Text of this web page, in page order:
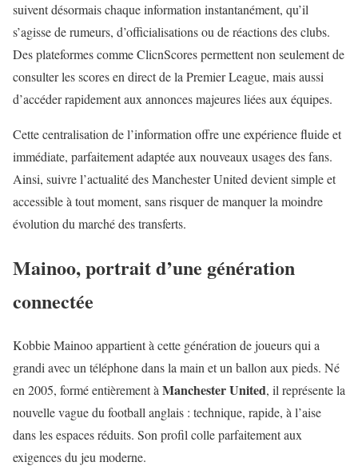
suivent désormais chaque information instantanément, qu’il
s’agisse de rumeurs, d’officialisations ou de réactions des clubs.
Des plateformes commeClicnScorespermettent non seulement de
consulter les scores en direct de la Premier League, mais aussi
d’accéder rapidement aux annonces majeures liées aux équipes.
Cette centralisation de l’information offre une expérience fluide et
immédiate, parfaitement adaptée aux nouveaux usages des fans.
Ainsi, suivre l’actualité des Manchester United devient simple et
accessible à tout moment, sans risquer de manquer la moindre
évolution du marché des transferts.
Mainoo, portrait d’une génération
connectée
Kobbie Mainoo appartient à cette génération de joueurs qui a
grandi avec un téléphone dans la main et un ballon aux pieds. Né
en 2005, formé entièrement à Manchester United, il représente la
nouvelle vague du football anglais : technique, rapide, à l’aise
dans les espaces réduits. Son profil colle parfaitement aux
exigences du jeu moderne.